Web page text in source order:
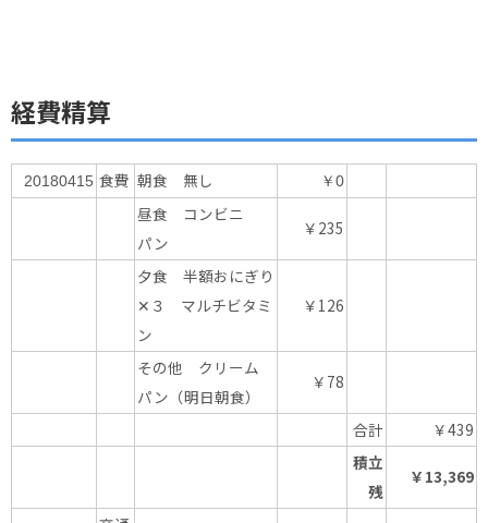
経費精算
20180415 食費 朝食 無し ￥0
昼食 コンビニ
パン
￥235
夕食 半額おにぎり
✕３ マルチビタミ
ン
￥126
その他 クリーム
パン（明日朝食）
￥78
合計
￥439
積立
残
￥13,369